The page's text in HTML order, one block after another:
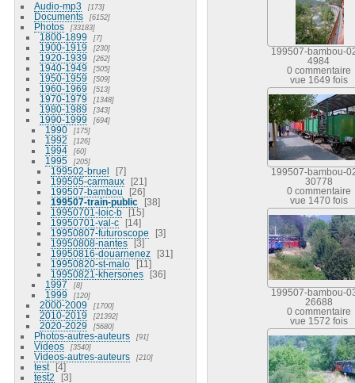
Audio-mp3 173
Documents 6152
Photos 33183
1800-1899 7
1900-1919 230
1920-1939 262
1940-1949 505
1950-1959 509
1960-1969 513
1970-1979 1348
1980-1989 343
1990-1999 694
1990 175
1992 126
1994 60
1995 205
199502-bruel
7
199505-carmaux
21
199507-bambou
26
199507-train-public
38
19950701-loic-b
15
19950701-val-c
14
19950807-futuroscope
3
19950808-nantes
3
19950816-douarnenez
31
19950820-st-malo
11
19950821-khersones
36
1997
8
1999 120
2000-2009 1700
2010-2019 21392
2020-2029 5680
Photos-autres-auteurs 91
Videos 3540
Videos-autres-auteurs 210
test
4
test2
3
199507-bambou-
4984
0 commentaire
vue 1649 fois
199507-bambou-
30778
0 commentaire
vue 1470 fois
199507-bambou-
26688
0 commentaire
vue 1572 fois